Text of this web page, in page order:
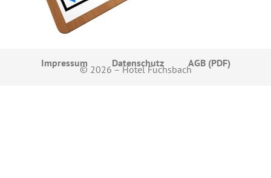
Impressum Datenschutz AGB (PDF)
© 2026 – Hotel Fuchsbach